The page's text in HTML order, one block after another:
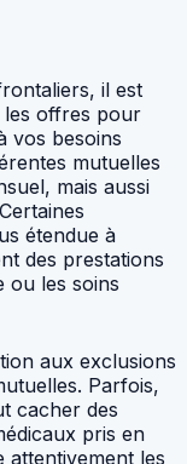
il est
les offres pour
vos besoins
mutuelles
mais aussi
étendue à
des prestations
ou les soins
aux exclusions
Parfois,
cacher des
pris en
attentivement les